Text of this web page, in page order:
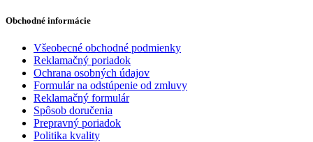
Obchodné informácie
Všeobecné obchodné podmienky
Reklamačný poriadok
Ochrana osobných údajov
Formulár na odstúpenie od zmluvy
Reklamačný formulár
Spôsob doručenia
Prepravný poriadok
Politika kvality